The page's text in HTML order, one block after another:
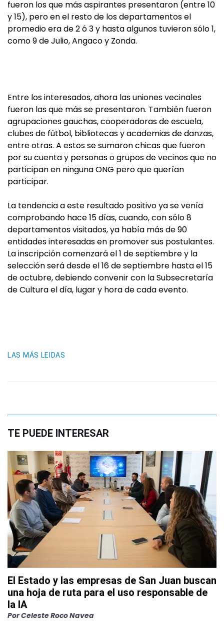
fueron los que más aspirantes presentaron (entre 10
y 15), pero en el resto de los departamentos el
promedio era de 2 ó 3 y hasta algunos tuvieron sólo 1,
como 9 de Julio, Angaco y Zonda.
Entre los interesados, ahora las uniones vecinales
fueron las que más se presentaron. También fueron
agrupaciones gauchas, cooperadoras de escuela,
clubes de fútbol, bibliotecas y academias de danzas,
entre otras. A estos se sumaron chicas que fueron
por su cuenta y personas o grupos de vecinos que no
participan en ninguna ONG pero que querían
participar.
La tendencia a este resultado positivo ya se venía
comprobando hace 15 días, cuando, con sólo 8
departamentos visitados, ya había más de 90
entidades interesadas en promover sus postulantes.
La inscripción comenzará el 1 de septiembre y la
selección será desde el 16 de septiembre hasta el 15
de octubre, debiendo convenir con la Subsecretaría
de Cultura el día, lugar y hora de cada evento.
LAS MÁS LEIDAS
TE PUEDE INTERESAR
El Estado y las empresas de San Juan buscan
una hoja de ruta para el uso responsable de
la IA
PorCeleste Roco Navea